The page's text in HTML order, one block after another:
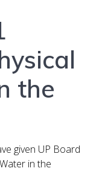
the
given UP Board
in the